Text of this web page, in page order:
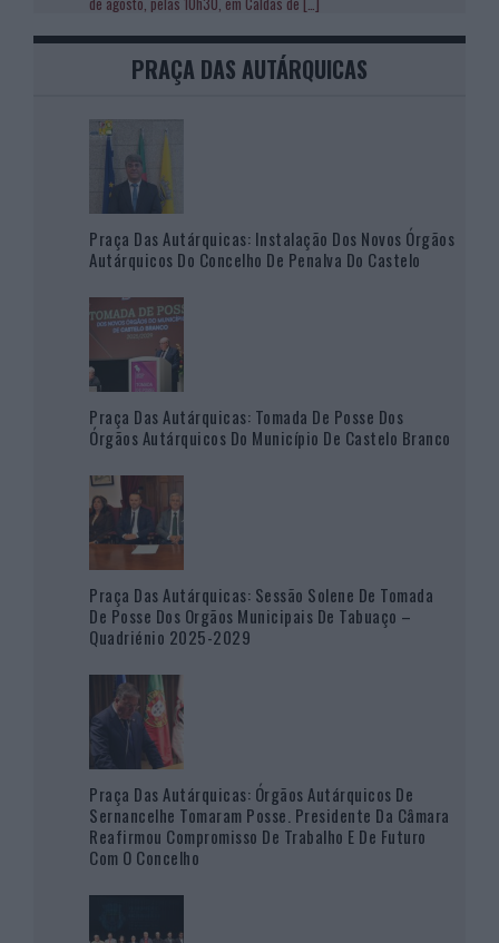
PRAÇA DAS AUTÁRQUICAS
Praça Das Autárquicas: Instalação Dos Novos Órgãos
Autárquicos Do Concelho De Penalva Do Castelo
Praça Das Autárquicas: Tomada De Posse Dos
Órgãos Autárquicos Do Município De Castelo Branco
Praça Das Autárquicas: Sessão Solene De Tomada
De Posse Dos Orgãos Municipais De Tabuaço –
Quadriénio 2025-2029
Praça Das Autárquicas: Órgãos Autárquicos De
Sernancelhe Tomaram Posse. Presidente Da Câmara
Reafirmou Compromisso De Trabalho E De Futuro
Com O Concelho